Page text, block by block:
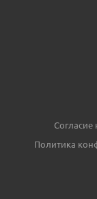
Политика